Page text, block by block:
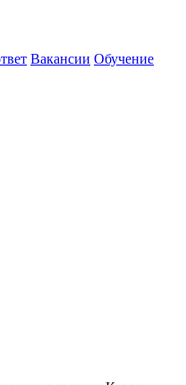
Вакансии Обучение